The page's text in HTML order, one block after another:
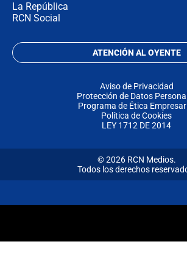
La República
RCN Social
ATENCIÓN AL OYENTE
Aviso de Privacidad
Protección de Datos
Programa de Ética
Política de Cookies
LEY 1712 DE 2014
© 2026 RCN Medios.
Todos los derechos